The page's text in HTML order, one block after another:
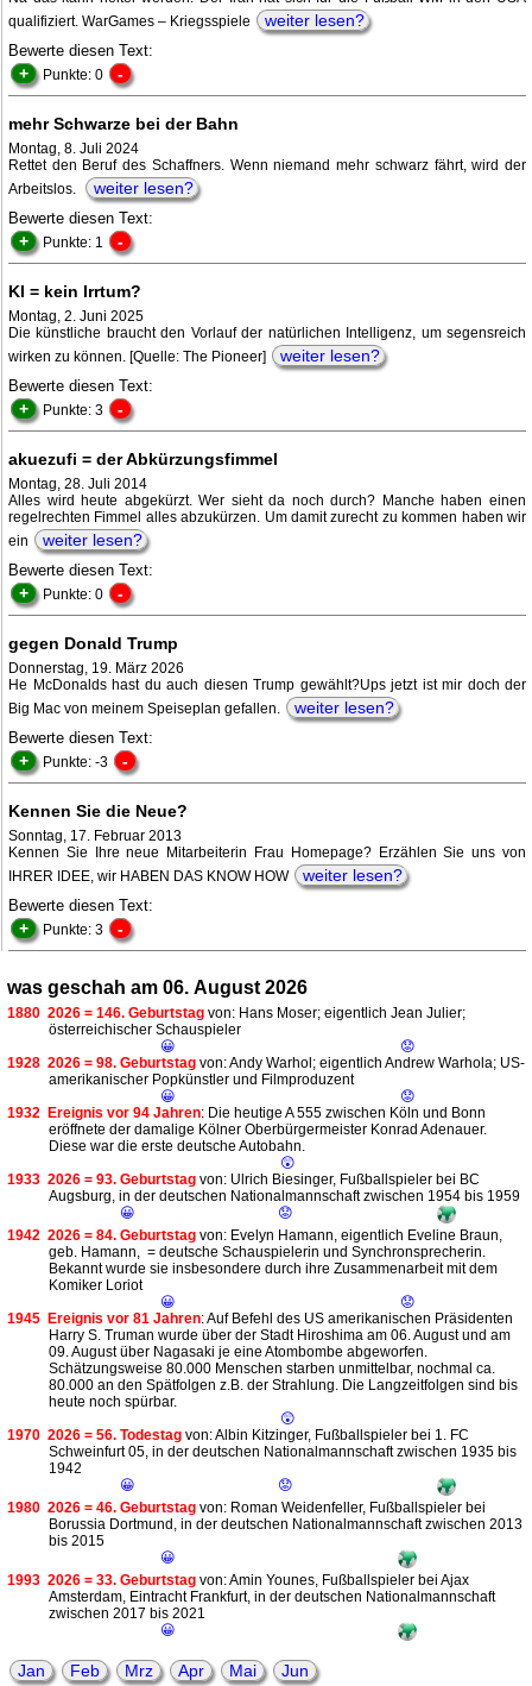
qualifiziert. WarGames – Kriegsspiele
weiter lesen?
Bewerte diesen Text:
+ Punkte: 0 -
mehr Schwarze bei der Bahn
Montag, 8. Juli 2024
Rettet den Beruf des Schaffners. Wenn niemand mehr schwarz fährt, wird der
Arbeitslos.
weiter lesen?
Bewerte diesen Text:
+ Punkte: 1 -
KI = kein Irrtum?
Montag, 2. Juni 2025
Die künstliche braucht den Vorlauf der natürlichen Intelligenz, um segensreich
wirken zu können. [Quelle: The Pioneer]
weiter lesen?
Bewerte diesen Text:
+ Punkte: 3 -
akuezufi = der Abkürzungsfimmel
Montag, 28. Juli 2014
Alles wird heute abgekürzt. Wer sieht da noch durch? Manche haben einen
regelrechten Fimmel alles abzukürzen. Um damit zurecht zu kommen haben wir
ein
weiter lesen?
Bewerte diesen Text:
+ Punkte: 0 -
gegen Donald Trump
Donnerstag, 19. März 2026
He McDonalds hast du auch diesen Trump gewählt?Ups jetzt ist mir doch der
Big Mac von meinem Speiseplan gefallen.
weiter lesen?
Bewerte diesen Text:
+ Punkte: -3 -
Kennen Sie die Neue?
Sonntag, 17. Februar 2013
Kennen Sie Ihre neue Mitarbeiterin Frau Homepage? Erzählen Sie uns von
IHRER IDEE, wir HABEN DAS KNOW HOW
weiter lesen?
Bewerte diesen Text:
+ Punkte: 3 -
was geschah am 06. August 2026
1880 2026 = 146. Geburtstag von: Hans Moser; eigentlich Jean Julier;
österreichischer Schauspieler
😀
😟
1928 2026 = 98. Geburtstag von: Andy Warhol; eigentlich Andrew Warhola; US-
amerikanischer Popkünstler und Filmproduzent
😀
😟
1932 Ereignis vor 94 Jahren: Die heutige A 555 zwischen Köln und Bonn
eröffnete der damalige Kölner Oberbürgermeister Konrad Adenauer.
Diese war die erste deutsche Autobahn.
😲
1933 2026 = 93. Geburtstag von: Ulrich Biesinger, Fußballspieler bei BC
Augsburg, in der deutschen Nationalmannschaft zwischen 1954 bis 1959
😀
😟
1942 2026 = 84. Geburtstag von: Evelyn Hamann, eigentlich Eveline Braun,
geb. Hamann, = deutsche Schauspielerin und Synchronsprecherin.
Bekannt wurde sie insbesondere durch ihre Zusammenarbeit mit dem
Komiker Loriot
😀
😟
1945 Ereignis vor 81 Jahren: Auf Befehl des US amerikanischen Präsidenten
Harry S. Truman wurde über der Stadt Hiroshima am 06. August und am
09. August über Nagasaki je eine Atombombe abgeworfen.
Schätzungsweise 80.000 Menschen starben unmittelbar, nochmal ca.
80.000 an den Spätfolgen z.B. der Strahlung. Die Langzeitfolgen sind bis
heute noch spürbar.
😲
1970 2026 = 56. Todestag von: Albin Kitzinger, Fußballspieler bei 1. FC
Schweinfurt 05, in der deutschen Nationalmannschaft zwischen 1935 bis
1942
😀
😟
1980 2026 = 46. Geburtstag von: Roman Weidenfeller, Fußballspieler bei
Borussia Dortmund, in der deutschen Nationalmannschaft zwischen 2013
bis 2015
😀
1993 2026 = 33. Geburtstag von: Amin Younes, Fußballspieler bei Ajax
Amsterdam, Eintracht Frankfurt, in der deutschen Nationalmannschaft
zwischen 2017 bis 2021
😀
Jan Feb Mrz Apr Mai
Jun